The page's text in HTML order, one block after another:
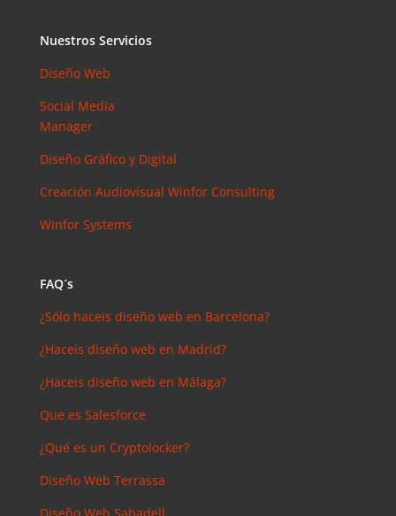
Canal con
Mejor ROI
Coment
arios
Joal
¿para qué
sirve?
Master en
SEO: Tipos
Antonio
Bocaranda
¿Debería
invertir en
Nuestros Servicios
Diseño Web
Social Media
Manager
Diseño Gráfico y Digital
Creación Audiovisual Winfor Consulting
Winfor Systems
FAQ´s
¿Sólo haceis diseño web en Barcelona?
¿Haceis diseño web en Madrid?
¿Haceis diseño web en Málaga?
Que es Salesforce
¿Qué es un Cryptolocker?
Diseño Web Terrassa